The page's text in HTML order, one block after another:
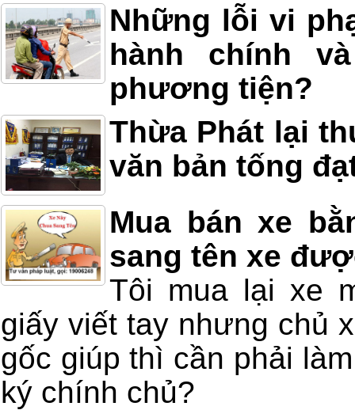
Những lỗi vi
hành chính
phương tiện?
Thừa Phát lại
văn bản tống
Mua bán xe
sang tên xe
Tôi mua lại xe
giấy viết tay nhưng chủ
gốc giúp thì cần phải
ký chính chủ?